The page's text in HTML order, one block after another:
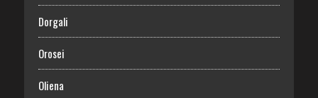
Dorgali
Orosei
Oliena